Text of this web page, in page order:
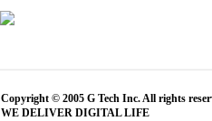
Copyright © 2005 G Tech Inc. All rights
WE DELIVER DIGITAL LIFE